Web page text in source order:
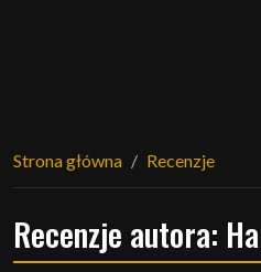
Strona główna Recenzje
Recenzje autora: